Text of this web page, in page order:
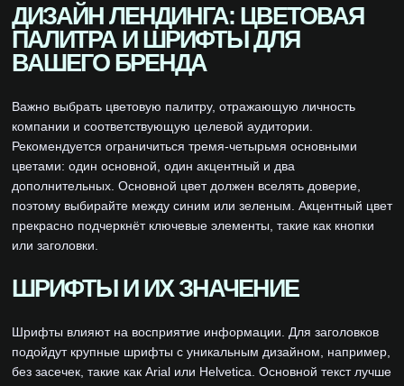
ДИЗАЙН ЛЕНДИНГА: ЦВЕТОВАЯ
ПАЛИТРА И ШРИФТЫ ДЛЯ
ВАШЕГО БРЕНДА
Важно выбрать цветовую палитру, отражающую личность
компании и соответствующую целевой аудитории.
Рекомендуется ограничиться тремя-четырьмя основными
цветами: один основной, один акцентный и два
дополнительных. Основной цвет должен вселять доверие,
поэтому выбирайте между синим или зеленым. Акцентный цвет
прекрасно подчеркнёт ключевые элементы, такие как кнопки
или заголовки.
ШРИФТЫ И ИХ ЗНАЧЕНИЕ
Шрифты влияют на восприятие информации. Для заголовков
подойдут крупные шрифты с уникальным дизайном, например,
без засечек, такие как Arial или Helvetica. Основной текст лучше